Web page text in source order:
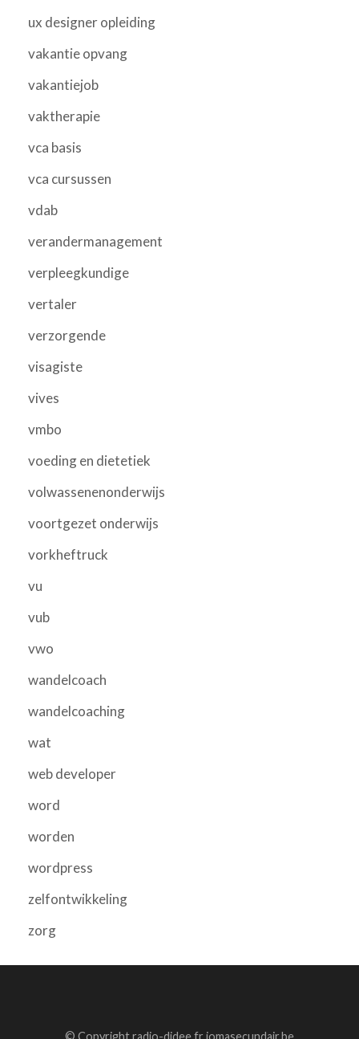
ux designer opleiding
vakantie opvang
vakantiejob
vaktherapie
vca basis
vca cursussen
vdab
verandermanagement
verpleegkundige
vertaler
verzorgende
visagiste
vives
vmbo
voeding en dietetiek
volwassenenonderwijs
voortgezet onderwijs
vorkheftruck
vu
vub
vwo
wandelcoach
wandelcoaching
wat
web developer
word
worden
wordpress
zelfontwikkeling
zorg
© Copyright radio-didee.fr jomasecundair.be